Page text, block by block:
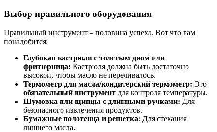
Выбор правильного оборудования
Правильный инструмент – половина успеха. Вот что вам
понадобится:
Глубокая кастрюля с толстым дном или
фритюрница: Кастрюля должна быть достаточно
высокой, чтобы масло не переливалось.
Термометр для масла/кондитерский термометр: Это
обязательный инструмент для контроля температуры.
Шумовка или щипцы с длинными ручками: Для
безопасного извлечения продуктов.
Бумажные полотенца и решетка: Для стекания
лишнего масла.